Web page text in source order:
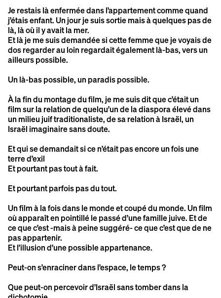
Je restais là enfermée dans l’appartement comme quand
j’étais enfant. Un jour je suis sortie mais à quelques pas de
là, là où il y avait la mer.
Et là je me suis demandée si cette femme que je voyais de
dos regarder au loin regardait également là-bas, vers un
ailleurs possible.
Un là-bas possible, un paradis possible.
À la fin du montage du film, je me suis dit que c’était un
film sur la relation de quelqu’un de la diaspora élevé dans
un milieu juif traditionaliste, de sa relation à Israël, un
Israël imaginaire sans doute.
Et qui se demandait si ce n’était pas encore un fois une
terre d’exil
Et pourtant pas tout à fait.
Et pourtant parfois pas du tout.
Un film à la fois dans le monde et coupé du monde. Un film
où apparaît en pointillé le passé d’une famille juive. Et de
ce que c’est -mais à peine suggéré- ce que c’est que de ne
pas appartenir.
Et l’illusion d’une possible appartenance.
Peut-on s’enraciner dans l’espace, le temps ?
Que peut-on percevoir d’Israël sans tomber dans la